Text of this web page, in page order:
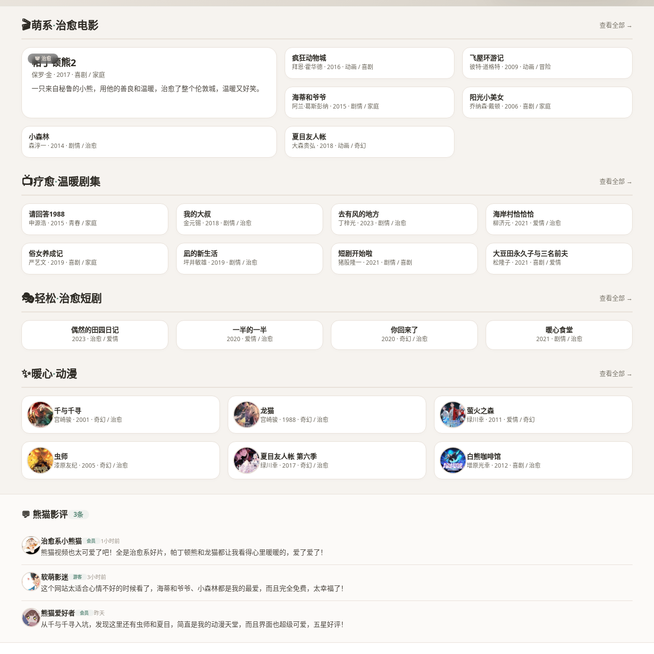
🎬萌系·治愈电影 查看全部 →
🐼 治愈
帕丁顿熊2
保罗·金 · 2017 · 喜剧 / 家庭
一只来自秘鲁的小熊，用他的善良和温暖，治愈了整个伦敦城，温暖又好笑。
疯狂动物城
拜恩·霍华德 · 2016 · 动画 / 喜剧
飞屋环游记
彼特·道格特 · 2009 · 动画 / 冒险
海蒂和爷爷
阿兰·葛斯彭纳 · 2015 · 剧情 / 家庭
阳光小美女
乔纳森·戴顿 · 2006 · 喜剧 / 家庭
小森林
森淳一 · 2014 · 剧情 / 治愈
夏目友人帐
大森贵弘 · 2018 · 动画 / 奇幻
📺疗愈·温暖剧集 查看全部 →
请回答1988
申源浩 · 2015 · 青春 / 家庭
我的大叔
金元锡 · 2018 · 剧情 / 治愈
去有风的地方
丁梓光 · 2023 · 剧情 / 治愈
海岸村恰恰恰
柳济元 · 2021 · 爱情 / 治愈
★ 8.7
俗女养成记
严艺文 · 2019 · 喜剧 / 家庭
★ 8.6
凪的新生活
坪井敏雄 · 2019 · 剧情 / 治愈
★ 8.5
短剧开始啦
猪股隆一 · 2021 · 剧情 / 喜剧
★ 8.4
大豆田永久子与三名前夫
松隆子 · 2021 · 喜剧 / 爱情
🎭轻松·治愈短剧 查看全部 →
偶然的田园日记
2023 · 治愈 / 爱情
一半的一半
2020 · 爱情 / 治愈
你回来了
2020 · 奇幻 / 治愈
暖心食堂
2021 · 剧情 / 治愈
✨暖心·动漫 查看全部 →
千与千寻
宫崎骏 · 2001 · 奇幻 / 治愈
龙猫
宫崎骏 · 1988 · 奇幻 / 治愈
萤火之森
绿川幸 · 2011 · 爱情 / 奇幻
虫师
漆原友纪 · 2005 · 奇幻 / 治愈
夏目友人帐 第六季
绿川幸 · 2017 · 奇幻 / 治愈
白熊咖啡馆
增原光幸 · 2012 · 喜剧 / 治愈
💬 熊猫影评 3条
治愈系小熊猫 会员 1小时前
熊猫视频也太可爱了吧！全是治愈系好片，帕丁顿熊和龙猫都让我看得心里暖暖的，爱了爱了！
软萌影迷 游客 3小时前
这个网站太适合心情不好的时候看了，海蒂和爷爷、小森林都是我的最爱，而且完全免费，太幸福了！
熊猫爱好者 会员 昨天
从千与千寻入坑，发现这里还有虫师和夏目，简直是我的动漫天堂，而且界面也超级可爱，五星好评！